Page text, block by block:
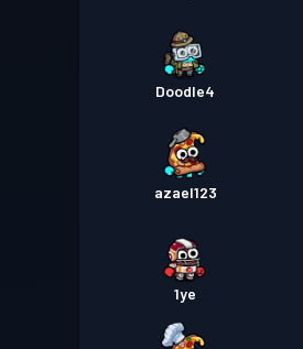
Doodle4
azael123
1ye